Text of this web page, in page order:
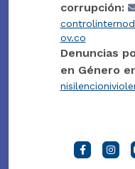
corrupción:
ov.co
Denuncias
en Género